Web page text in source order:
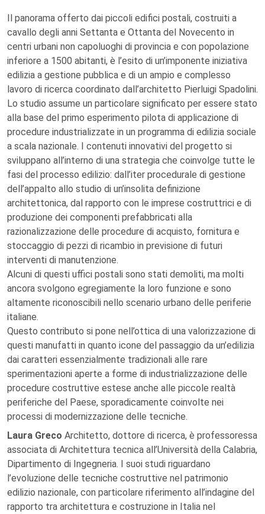
Il panorama offerto dai piccoli edifici postali, costruiti a
cavallo degli anni Settanta e Ottanta del Novecento in
centri urbani non capoluoghi di provincia e con popolazione
inferiore a 1500 abitanti, è l’esito di un’imponente iniziativa
edilizia a gestione pubblica e di un ampio e complesso
lavoro di ricerca coordinato dall’architetto Pierluigi Spadolini.
Lo studio assume un particolare significato per essere stato
alla base del primo esperimento pilota di applicazione di
procedure industrializzate in un programma di edilizia sociale
a scala nazionale. I contenuti innovativi del progetto si
sviluppano all’interno di una strategia che coinvolge tutte le
fasi del processo edilizio: dall’iter procedurale di gestione
dell’appalto allo studio di un’insolita definizione
architettonica, dal rapporto con le imprese costruttrici e di
produzione dei componenti prefabbricati alla
razionalizzazione delle procedure di acquisto, fornitura e
stoccaggio di pezzi di ricambio in previsione di futuri
interventi di manutenzione.
Alcuni di questi uffici postali sono stati demoliti, ma molti
ancora svolgono egregiamente la loro funzione e sono
altamente riconoscibili nello scenario urbano delle periferie
italiane.
Questo contributo si pone nell’ottica di una valorizzazione di
questi manufatti in quanto icone del passaggio da un’edilizia
dai caratteri essenzialmente tradizionali alle rare
sperimentazioni aperte a forme di industrializzazione delle
procedure costruttive estese anche alle piccole realtà
periferiche del Paese, sporadicamente coinvolte nei
processi di modernizzazione delle tecniche.
Laura Greco Architetto, dottore di ricerca, è professoressa
associata di Architettura tecnica all’Università della Calabria,
Dipartimento di Ingegneria. I suoi studi riguardano
l’evoluzione delle tecniche costruttive nel patrimonio
edilizio nazionale, con particolare riferimento all’indagine del
rapporto tra architettura e costruzione in Italia nel